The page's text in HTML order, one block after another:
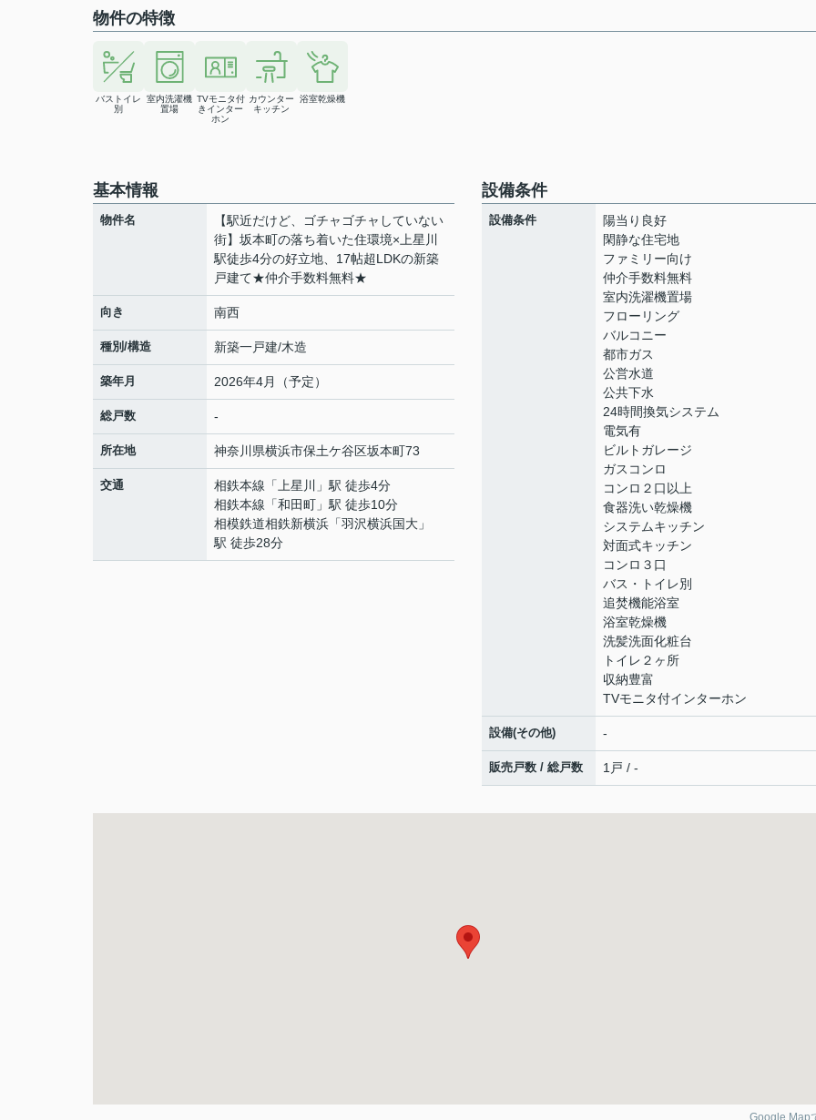
物件の特徴
バストイレ
別
室内洗濯機
置場
TVモニタ付
きインター
ホン
カウンター
キッチン
浴室乾燥機
基本情報
物件名
【駅近だけど、ゴチャゴチャしていない
街】坂本町の落ち着いた住環境×上星川
駅徒歩4分の好立地、17帖超LDKの新築
戸建て★仲介手数料無料★
向き 南西
種別/構造 新築一戸建/木造
築年月 2026年4月（予定）
総戸数 -
所在地 神奈川県横浜市保土ケ谷区坂本町73
交通 相鉄本線 「 上星川
」駅 徒歩4分
相鉄本線 「和田町 」駅 徒歩10分
相模鉄道相鉄新横浜 「羽沢横浜国大 」
駅 徒歩28分
設備条件
設備条件
陽当り良好
閑静な住宅地
ファミリー向け
仲介手数料無料
室内洗濯機置場
フローリング
バルコニー
都市ガス
公営水道
公共下水
24時間換気システム
電気有
ビルトガレージ
ガスコンロ
コンロ２口以上
食器洗い乾燥機
システムキッチン
対面式キッチン
コンロ３口
バス・トイレ別
追焚機能浴室
浴室乾燥機
洗髪洗面化粧台
トイレ２ヶ所
収納豊富
TVモニタ付インターホン
設備(その他) -
販売戸数 / 総戸数 1戸 / -
Google Map